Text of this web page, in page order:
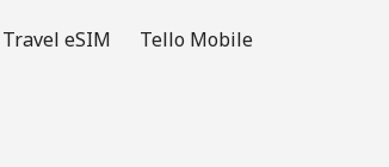
Travel eSIM Tello Mobile